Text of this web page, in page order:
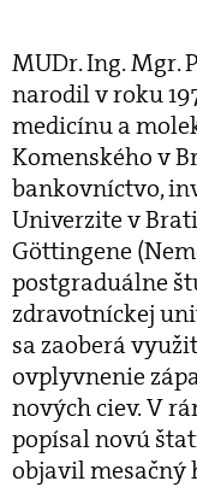
MUDr. Ing. Mgr.
narodil v roku
medicínu a
Komenského v
bankovníctvo,
Univerzite v
Göttingene
postgraduálne
zdravotníckej
sa zaoberá
ovplyvnenie
nových ciev. V
popísal novú
objavil mesačný